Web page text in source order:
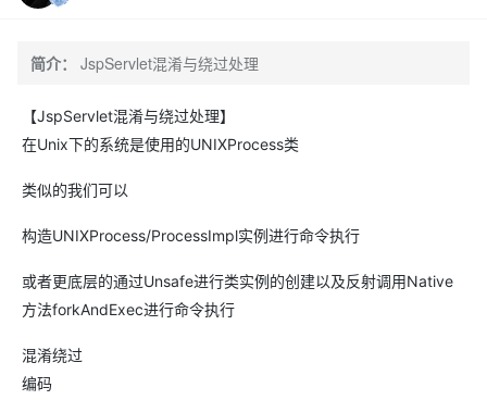
简介： JspServlet混淆与绕过处理
【JspServlet混淆与绕过处理】
在Unix下的系统是使用的UNIXProcess类
类似的我们可以
构造UNIXProcess/ProcessImpl实例进行命令执行
或者更底层的通过Unsafe进行类实例的创建以及反射调用Native
方法forkAndExec进行命令执行
混淆绕过
编码